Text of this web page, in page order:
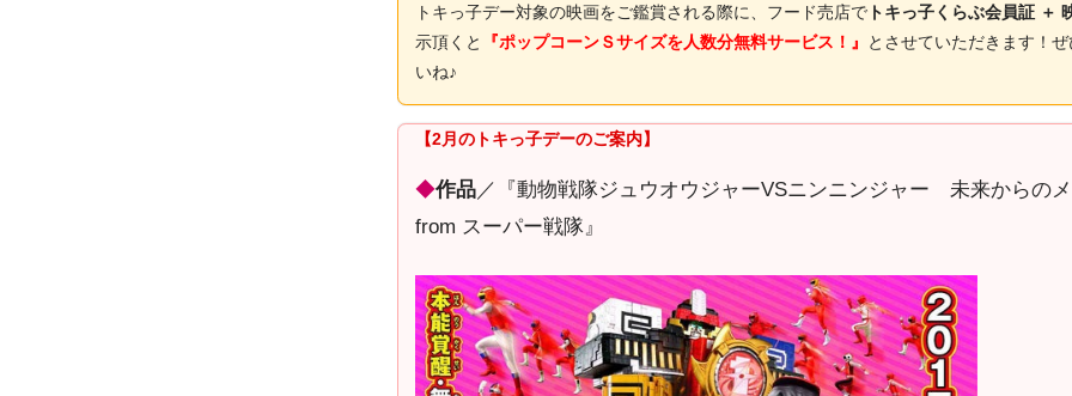
トキっ子デー対象の映画をご鑑賞される際に、フード売店で トキっ子くらぶ会員証 ＋
示頂くと
『ポップコーンＳサイズを人数分無料サービス！』
とさせていただきます！
いね♪
【2月のトキっ子デーのご案内】
◆作品／『動物戦隊ジュウオウジャーVSニンニンジャー 未来からの
from スーパー戦隊』